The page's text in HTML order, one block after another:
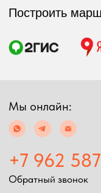
Возврат товара
Таблица размеров